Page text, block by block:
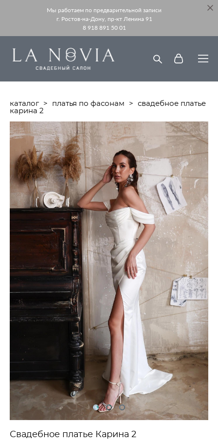
Мы работаем по предварительной записи
г. Ростов-на-Дону, пр-кт Ленина 91
8 918 891 50 01
каталог > платья по фасонам >
свадебное платье
карина 2
Свадебное платье Карина 2